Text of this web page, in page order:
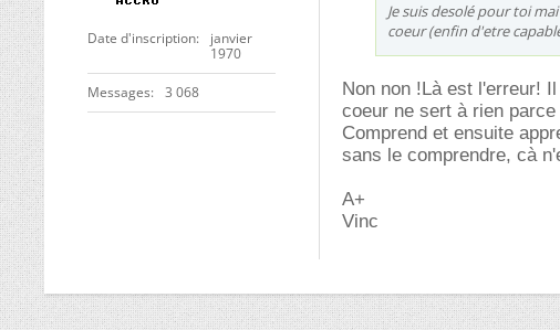
Date d'inscription
janvier
1970
Messages 3 068
Je suis desolé pour toi
coeur (enfin d'etre
Non non !Là est l'erreur!
coeur ne sert à rien
Comprend et ensuite
sans le comprendre, cà
A+
Vinc